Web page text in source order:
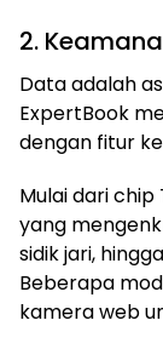
2.
Data adalah
ExpertBook
dengan fitur
Mulai dari
yang
sidik jari,
Beberapa
kamera web